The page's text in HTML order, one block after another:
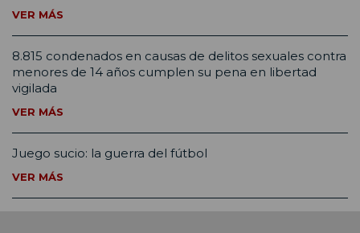
VER MÁS
8.815 condenados en causas de delitos sexuales contra
menores de 14 años cumplen su pena en libertad
vigilada
VER MÁS
Juego sucio: la guerra del fútbol
VER MÁS